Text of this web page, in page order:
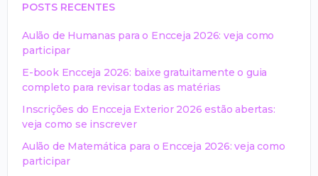
POSTS RECENTES
Aulão de Humanas para o Encceja 2026: veja como
participar
E-book Encceja 2026: baixe gratuitamente o guia
completo para revisar todas as matérias
Inscrições do Encceja Exterior 2026 estão abertas:
veja como se inscrever
Aulão de Matemática para o Encceja 2026: veja como
participar